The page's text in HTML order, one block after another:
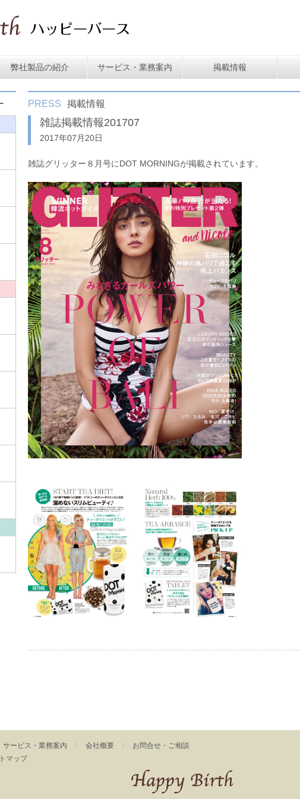
弊社製品の紹介 サービス・業務案内 掲載情報
PRESS 掲載情報
雑誌掲載情報201707
2017年07月20日
雑誌グリッター８月号にDOT MORNINGが掲載されています。
サービス・業務案内 会社概要
お問合せ・ご相談
マップ